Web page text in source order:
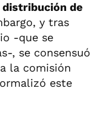
de
y tras
-que se
, se consensuó
la comisión
este